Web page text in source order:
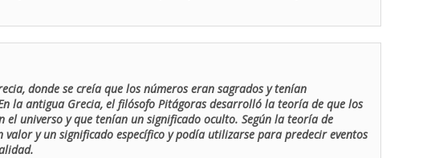
donde se creía que los números eran sagrados y tenían
la antigua Grecia, el filósofo Pitágoras desarrolló la teoría de que los
el universo y que tenían un significado oculto. Según la teoría de
y un significado específico y podía utilizarse para predecir eventos